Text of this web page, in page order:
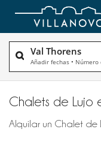
Val Thorens
Añadir fechas • Número
Chalets de Lujo
Alquilar un Chalet de